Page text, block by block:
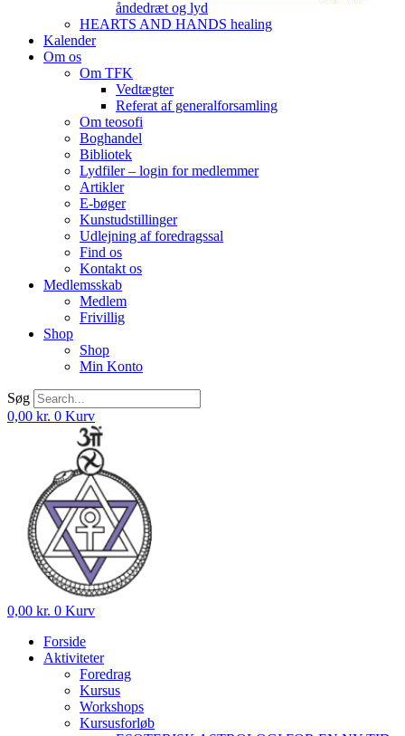
åndedræt og lyd
HEARTS AND HANDS healing
Kalender
Om os
Om TFK
Vedtægter
Referat af generalforsamling
Om teosofi
Boghandel
Bibliotek
Lydfiler – login for medlemmer
Artikler
E-bøger
Kunstudstillinger
Udlejning af foredragssal
Find os
Kontakt os
Medlemsskab
Medlem
Frivillig
Shop
Shop
Min Konto
Søg
0,00 kr. 0 Kurv
0,00 kr. 0 Kurv
Forside
Aktiviteter
Foredrag
Kursus
Workshops
Kursusforløb